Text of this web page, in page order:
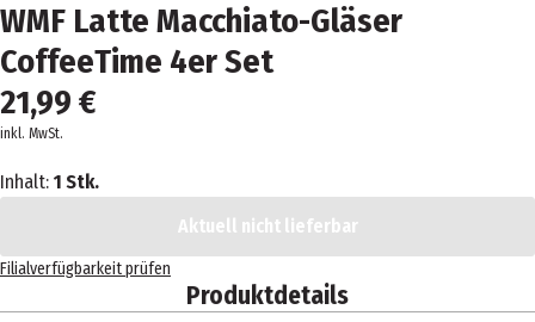
WMF Latte Macchiato-Gläser
CoffeeTime 4er Set
21,99 €
inkl. MwSt.
Inhalt: 1 Stk.
Aktuell nicht lieferbar
Filialverfügbarkeit prüfen
Produktdetails